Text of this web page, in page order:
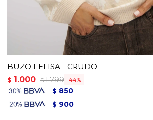
BUZO FELISA - CRUDO
$ 1.000 $ 1.799 44
$ 850
$ 900